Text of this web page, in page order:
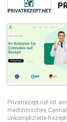
Privatrezept.net ist
medizinisches
unkomplizierte